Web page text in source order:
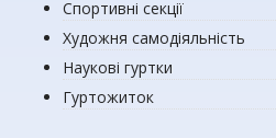
Спортивні секції
Художня самодіяльність
Наукові гуртки
Гуртожиток